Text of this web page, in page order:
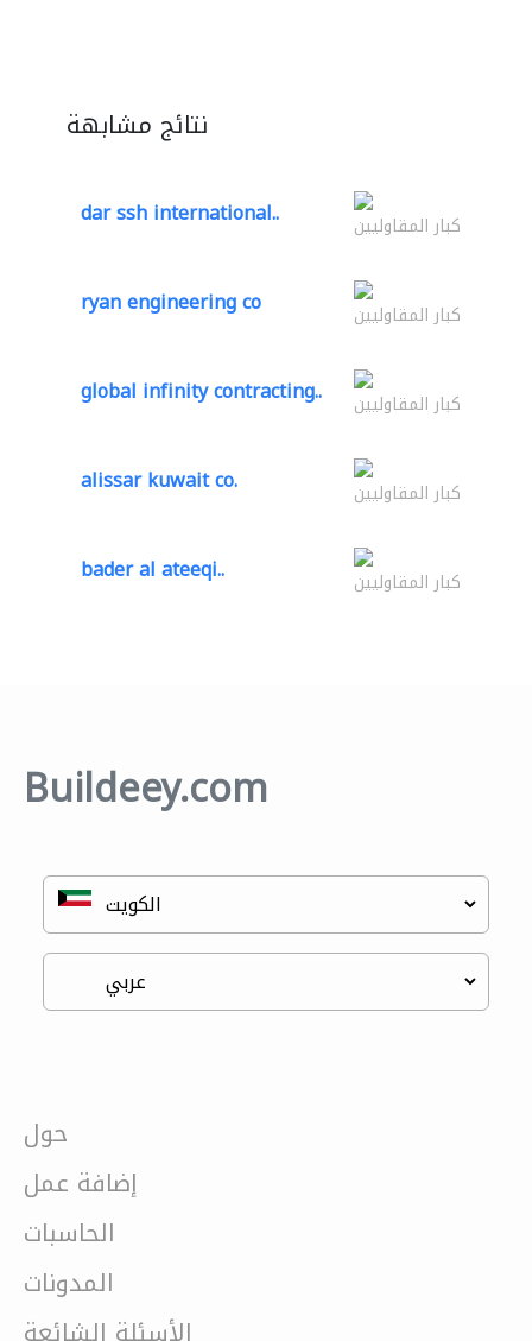
نتائج مشابهة
dar ssh international.. كبار المقاوليين
ryan engineering co كبار المقاوليين
global infinity contracting.. كبار المقاوليين
alissar kuwait co. كبار المقاوليين
bader al ateeqi.. كبار المقاوليين
Buildeey.com
حول
إضافة عمل
الحاسبات
المدونات